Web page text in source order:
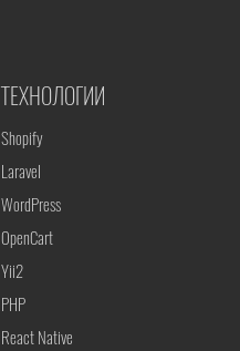
ТЕХНОЛОГИИ
Shopify
Laravel
WordPress
OpenCart
Yii2
PHP
React Native